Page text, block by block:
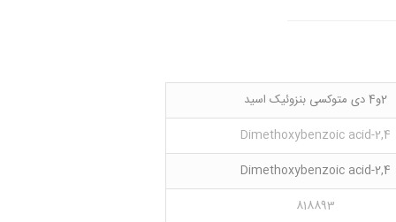
2و4 دی متوکسی بنزوئیک اسید
2,4-Dimethoxybenzoic acid
2,4-Dimethoxybenzoic acid
818893